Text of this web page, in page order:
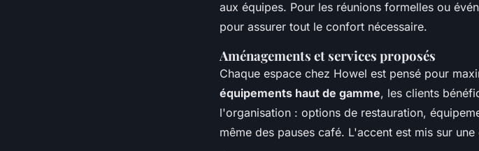
aux équipes. Pour les réunions formelles ou
pour assurer tout le confort nécessaire.
Aménagements et services proposés
Chaque espace chez Howel est pensé pour
équipements haut de gamme, les clients
l'organisation : options de restauration,
même des pauses café. L'accent est mis sur